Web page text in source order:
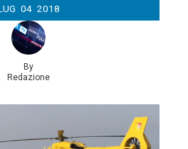
04 2018
By
Redazione